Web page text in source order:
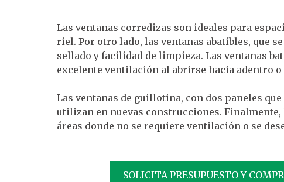
Las ventanas corredizas son ideales para
riel. Por otro lado, las ventanas abatibles, que
sellado y facilidad de limpieza. Las ventanas
excelente ventilación al abrirse hacia adentro o
Las ventanas de guillotina, con dos paneles
utilizan en nuevas construcciones.
áreas donde no se requiere ventilación o se
SOLICITA PRESUPUESTO Y